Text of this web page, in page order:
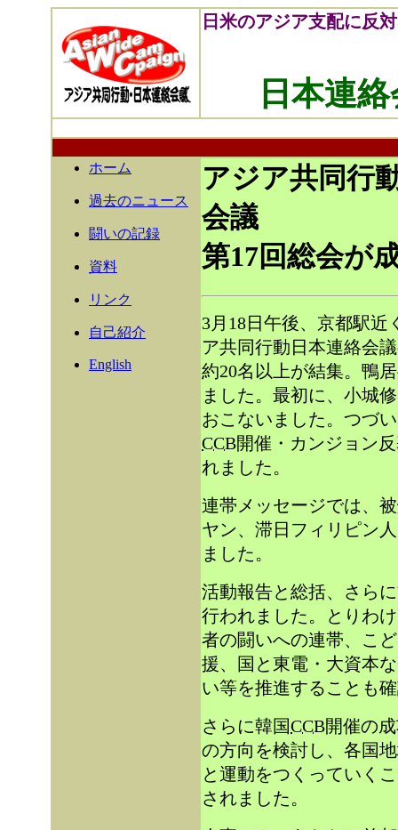
日米のアジア支配に反
日本連
ホーム
過去のニュース
闘いの記録
資料
リンク
自己紹介
English
アジア共同行
会議
3月18日午後、京都駅
ア共同行動日本連絡会
約20名以上が結集。鴨
ました。最初に、小城
おこないました。つづ
CCB開催・カンジョン
れました。
連帯メッセージでは、
ヤン、滞日フィリピン
ました。
活動報告と総括、さら
行われました。とりわ
者の闘いへの連帯、こ
援、国と東電・大資本
い等を推進することも
さらに韓国CCB開催の
の方向を検討し、各国
と運動をつくっていく
されました。